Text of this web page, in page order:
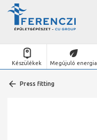
Készülékek Megújuló energia
Press fitting